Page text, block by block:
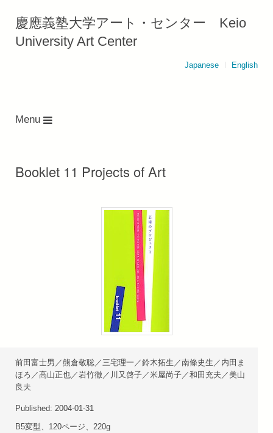
慶應義塾大学アート・センター Keio
University Art Center
Japanese English
Menu
Booklet 11 Projects of Art
前田富士男／熊倉敬聡／三宅理一／鈴木拓生／南條史生／内田ま
ほろ／高山正也／岩竹徹／川又啓子／米屋尚子／和田充夫／美山
良夫
Published: 2004-01-31
B5変型、120ページ、220g